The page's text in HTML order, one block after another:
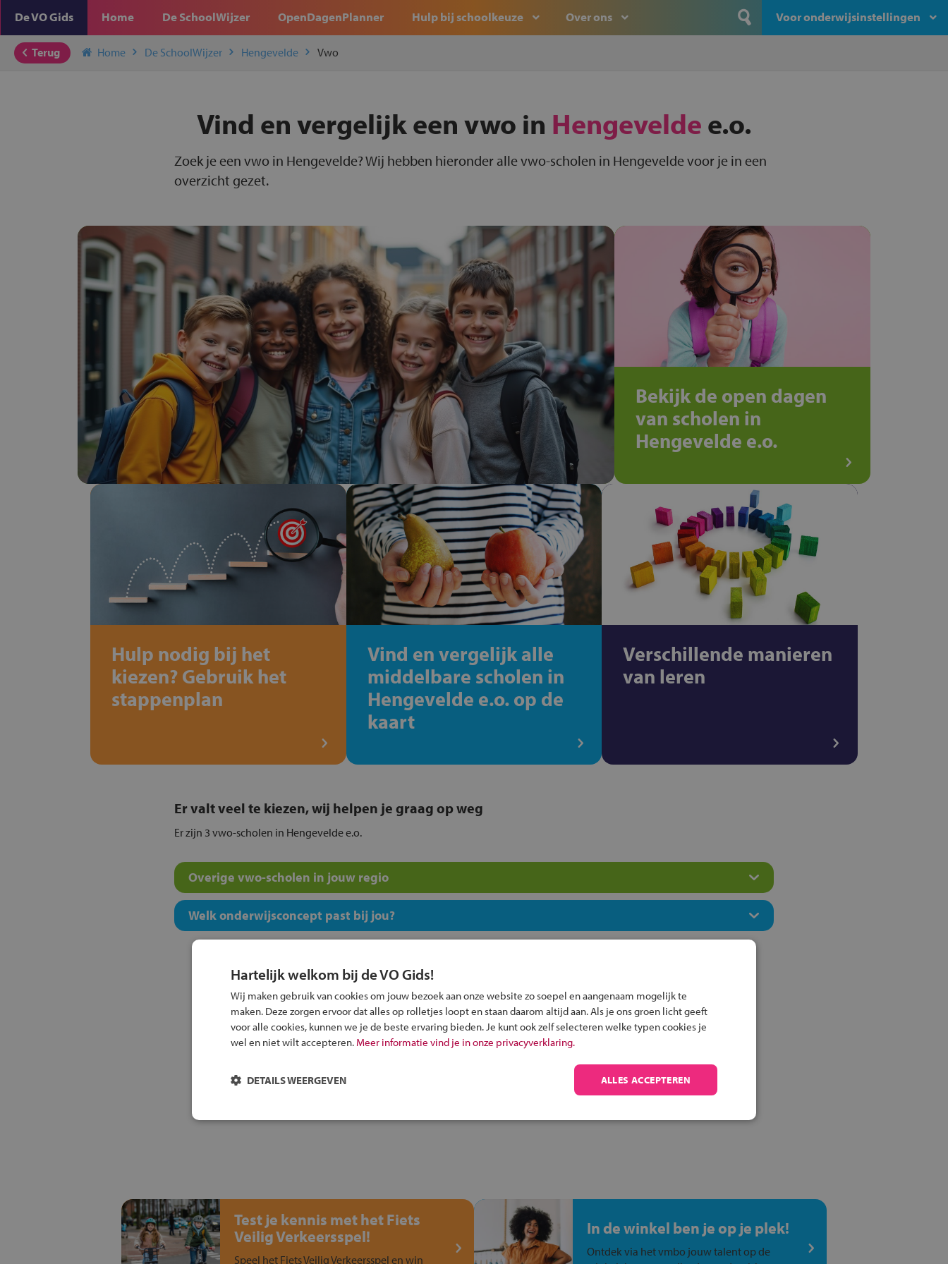
De VO Gids Home De SchoolWijzer OpenDagenPlanner Hulp bij schoolkeuze Over ons Voor onderwijsinstellingen
Terug Home De SchoolWijzer Hengevelde Vwo
Vind en vergelijk een vwo in Hengeveldee.o.
Zoek je een vwo in Hengevelde? Wij hebben hieronder alle vwo-scholen in Hengevelde voor je in een
overzicht gezet.
Bekijk de open dagen
van scholen in
Hengevelde e.o.
Hulp nodig bij het
kiezen? Gebruik het
stappenplan
Vind en vergelijk alle
middelbare scholen in
Hengevelde e.o. op de
kaart
Verschillende manieren
van leren
Er valt veel te kiezen, wij helpen je graag op weg
Er zijn 3 vwo-scholen in Hengevelde e.o.
Overige vwo-scholen in jouw regio
Welk onderwijsconcept past bij jou?
Inschrijven?
Alle informatie om je kind aan te melden bij
Test je kennis met het Fiets
Veilig Verkeersspel!
Speel het Fiets Veilig Verkeersspel en win
In de winkel ben je op je plek!
Ontdek via het vmbo jouw talent op de
Hartelijk welkom bij de VO Gids!
Wij maken gebruik van cookies om jouw bezoek aan onze website zo soepel en aangenaam mogelijk te
maken. Deze zorgen ervoor dat alles op rolletjes loopt en staan daarom altijd aan. Als je ons groen licht geeft
voor alle cookies, kunnen we je de beste ervaring bieden. Je kunt ook zelf selecteren welke typen cookies je
wel en niet wilt accepteren. Meer informatie vind je in onze privacyverklaring.
ALLES ACCEPTEREN
DETAILS WEERGEVEN